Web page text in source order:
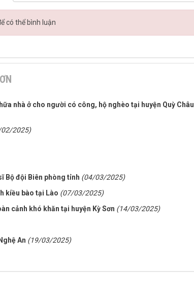
có thể bình luận
nhà ở cho người có công, hộ nghèo tại huyện Quỳ Châu
2025)
Bộ đội Biên phòng tỉnh (04/03/2025)
kiều bào tại Lào (07/03/2025)
cảnh khó khăn tại huyện Kỳ Sơn (14/03/2025)
An (19/03/2025)